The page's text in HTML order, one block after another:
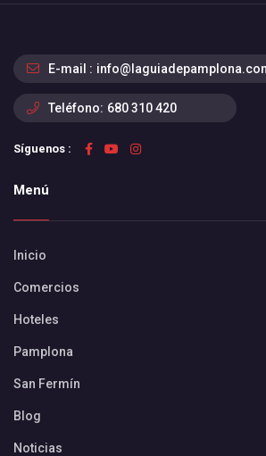
E-mail :
Teléfono: 680 310 420
Síguenos :
Menú
Inicio
Comercios
Hoteles
Pamplona
San Fermín
Blog
Noticias